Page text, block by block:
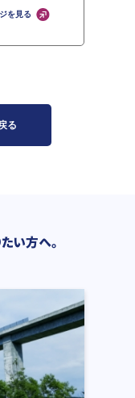
を見る
る
い方へ。